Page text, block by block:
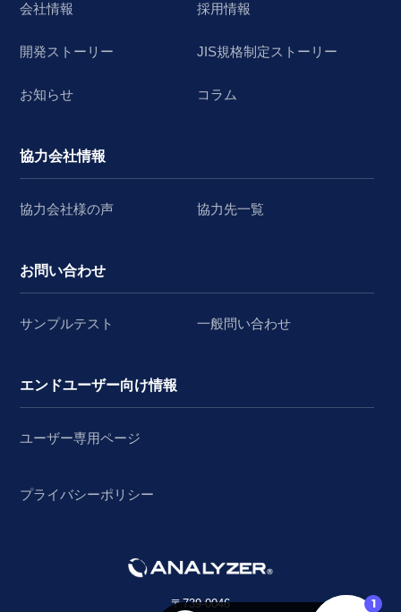
会社情報 採用情報
開発ストーリー JIS規格制定ストーリー
お知らせ コラム
協力会社情報
協力会社様の声 協力先一覧
お問い合わせ
サンプルテスト 一般問い合わせ
エンドユーザー向け情報
ユーザー専用ページ
プライバシーポリシー
〒739-0046